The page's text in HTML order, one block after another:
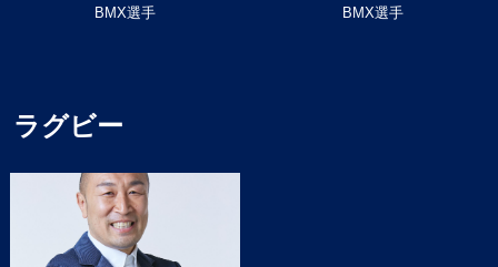
BMX選手
BMX選手
ラグビー